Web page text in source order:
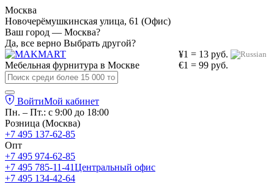
Москва
Новочерёмушкинская улица, 61 (Офис)
Ваш город — Москва?
Да, все верно Выбрать другой?
¥1 = 13 руб.
€1 = 99 руб.
Мебельная фурнитура в Москве
ВойтиМой кабинет
Пн. – Пт.: с 9:00 до 18:00
Розница (Москва)
+7 495 137-62-85
Опт
+7 495 974-62-85
+7 495 785-11-41Центральный офис
+7 495 134-42-64